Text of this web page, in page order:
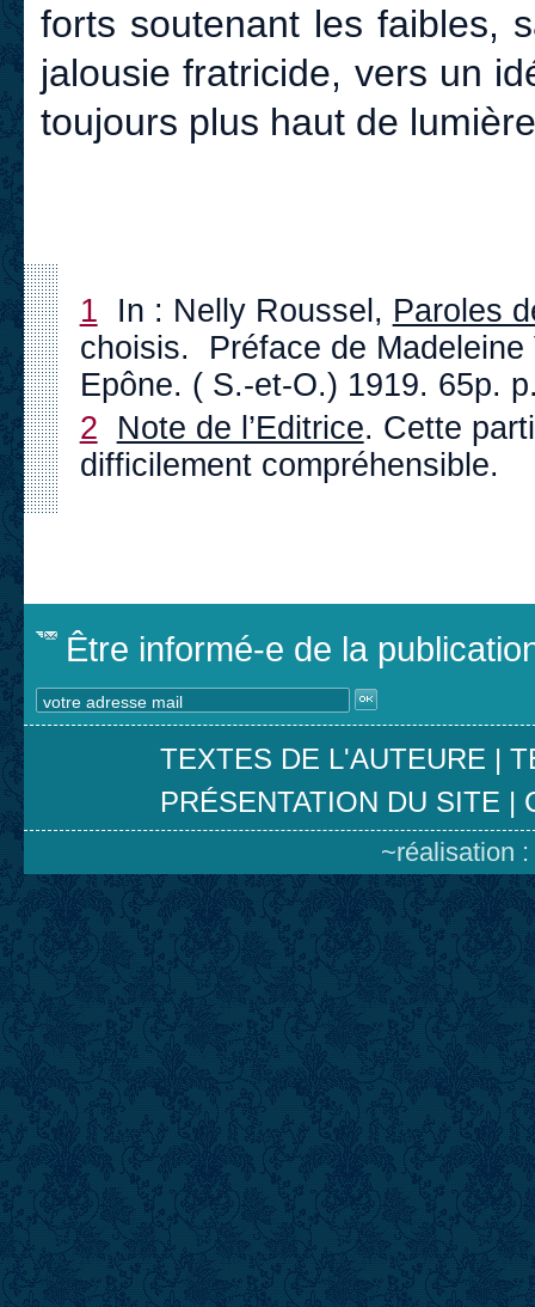
forts soutenant les faibles,
jalousie fratricide, vers un
toujours plus haut de
1 In : Nelly Roussel, Paroles
choisis. Préface de Madeleine
Epône. ( S.-et-O.) 1919. 65p.
2
Note de l’Editrice. Cette
difficilement compréhensible.
Être informé-e de la
TEXTES DE L'AUTEURE |
PRÉSENTATION DU SITE |
~réalisation